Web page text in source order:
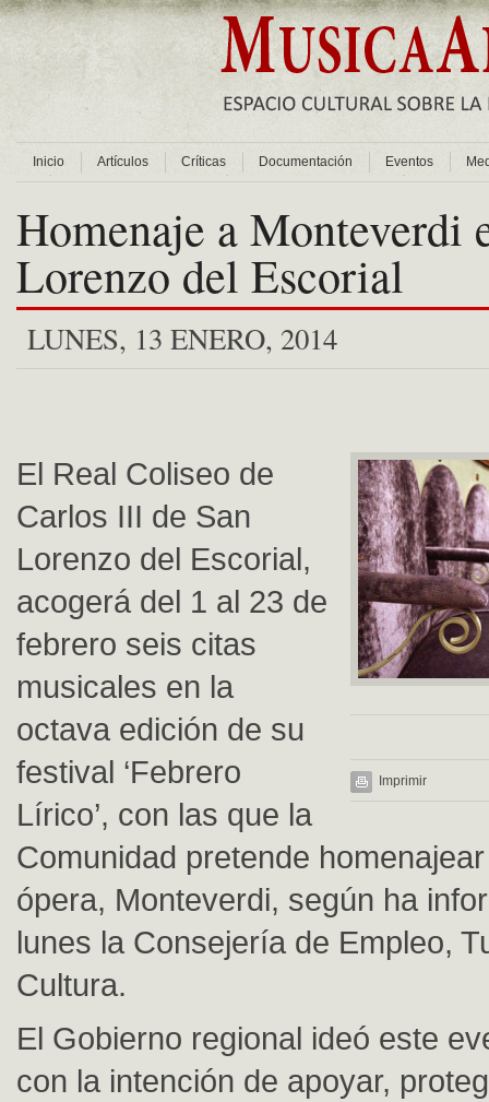
Inicio Artículos Críticas Documentación Eventos
Homenaje a Monteverdi
Lorenzo del Escorial
LUNES, 13 ENERO, 2014
Imprimir
El Real Coliseo de
Carlos III de San
Lorenzo del Escorial,
acogerá del 1 al 23 de
febrero seis citas
musicales en la
octava edición de su
festival ‘Febrero
Lírico’, con las que la
Comunidad pretende
ópera, Monteverdi, según ha
lunes la Consejería de Empleo,
Cultura.
El Gobierno regional ideó este
con la intención de apoyar,